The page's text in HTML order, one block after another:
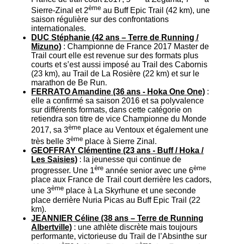
Sierre-Zinal et 2ème au Buff Epic Trail (42 km), une
saison régulière sur des confrontations
internationales.
DUC Stéphanie (42 ans – Terre de Running /
Mizuno) : Championne de France 2017 Master de
Trail court elle est revenue sur des formats plus
courts et s’est aussi imposé au Trail des Cabornis
(23 km), au Trail de La Rosière (22 km) et sur le
marathon de Be Run.
FERRATO Amandine (36 ans - Hoka One One) :
elle a confirmé sa saison 2016 et sa polyvalence
sur différents formats, dans cette catégorie on
retiendra son titre de vice Championne du Monde
2017, sa 3ème place au Ventoux et également une
très belle 3ème place à Sierre Zinal.
GEOFFRAY Clémentine (23 ans - Buff / Hoka /
Les Saisies) : la jeunesse qui continue de
progresser. Une 1ère année senior avec une 6ème
place aux France de Trail court derrière les cadors,
une 3ème place à La Skyrhune et une seconde
place derrière Nuria Picas au Buff Epic Trail (22
km).
JEANNIER Céline (38 ans – Terre de Running
Albertville) : une athlète discrète mais toujours
performante, victorieuse du Trail de l’Absinthe sur